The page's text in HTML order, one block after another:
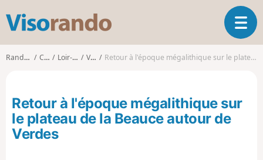
s
o
d
O
u
l
Randonnées Centre Loir-et-Cher Verdes Retour à l'époque mégalithique sur le plateau de la Beauce autour de Verdes
Retour à l'époque mégalithique sur
le plateau de la Beauce autour de
Verdes